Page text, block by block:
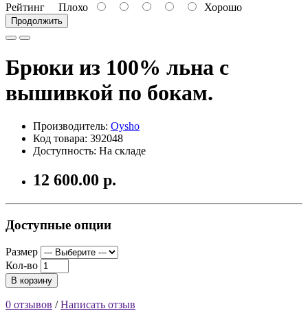
Рейтинг Плохо Хорошо
Продолжить
Брюки из 100% льна с
вышивкой по бокам.
Производитель: Oysho
Код товара: 392048
Доступность: На складе
12 600.00 р.
Доступные опции
Размер
Кол-во
В корзину
0 отзывов /Написать отзыв